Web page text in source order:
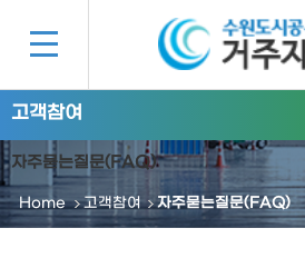
고객참여
자주묻는질문(FAQ)
Home 고객참여 자주묻는질문(FAQ)